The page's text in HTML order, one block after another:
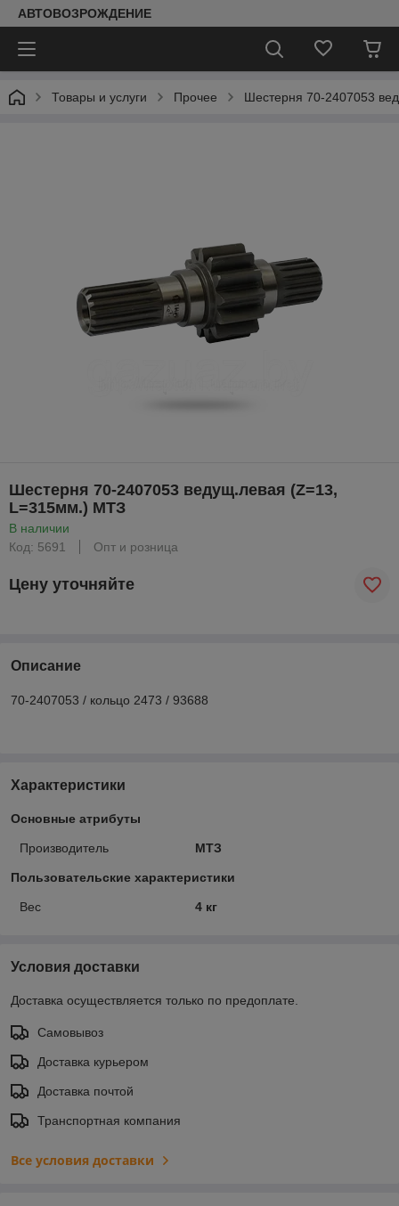
АВТОВОЗРОЖДЕНИЕ
Товары и услуги Прочее Шестерня 70-2407053
Шестерня 70-2407053 ведущ.левая (Z=13,
L=315мм.) МТЗ
В наличии
Код: 5691
Опт и розница
Цену уточняйте
Описание
70-2407053 / кольцо 2473 / 93688
Характеристики
Основные атрибуты
Производитель МТЗ
Пользовательские характеристики
Вес 4 кг
Условия доставки
Доставка осуществляется только по предоплате.
Самовывоз
Доставка курьером
Доставка почтой
Транспортная компания
Все условия доставки